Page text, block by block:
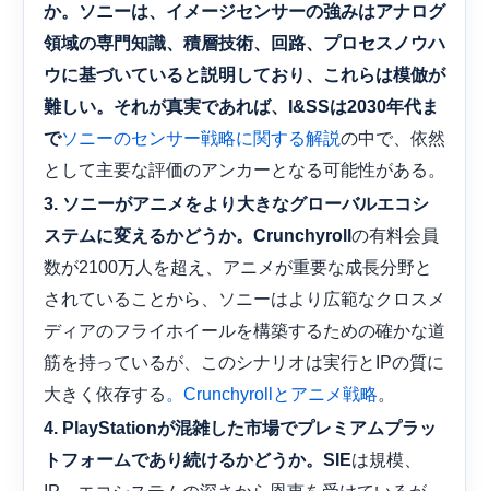
か。ソニーは、イメージセンサーの強みはアナログ
領域の専門知識、積層技術、回路、プロセスノウハ
ウに基づいていると説明しており、これらは模倣が
難しい。それが真実であれば、I&SSは2030年代ま
でソニーのセンサー戦略に関する解説の中で、依然
として主要な評価のアンカーとなる可能性がある。
3. ソニーがアニメをより大きなグローバルエコシ
ステムに変えるかどうか。Crunchyroll の有料会員
数が2100万人を超え、アニメが重要な成長分野と
されていることから、ソニーはより広範なクロスメ
ディアのフライホイールを構築するための確かな道
筋を持っているが、このシナリオは実行とIPの質に
大きく依存する 。Crunchyrollとアニメ戦略
4. PlayStationが混雑した市場でプレミアムプラッ
トフォームであり続けるかどうか。SIEは規模、